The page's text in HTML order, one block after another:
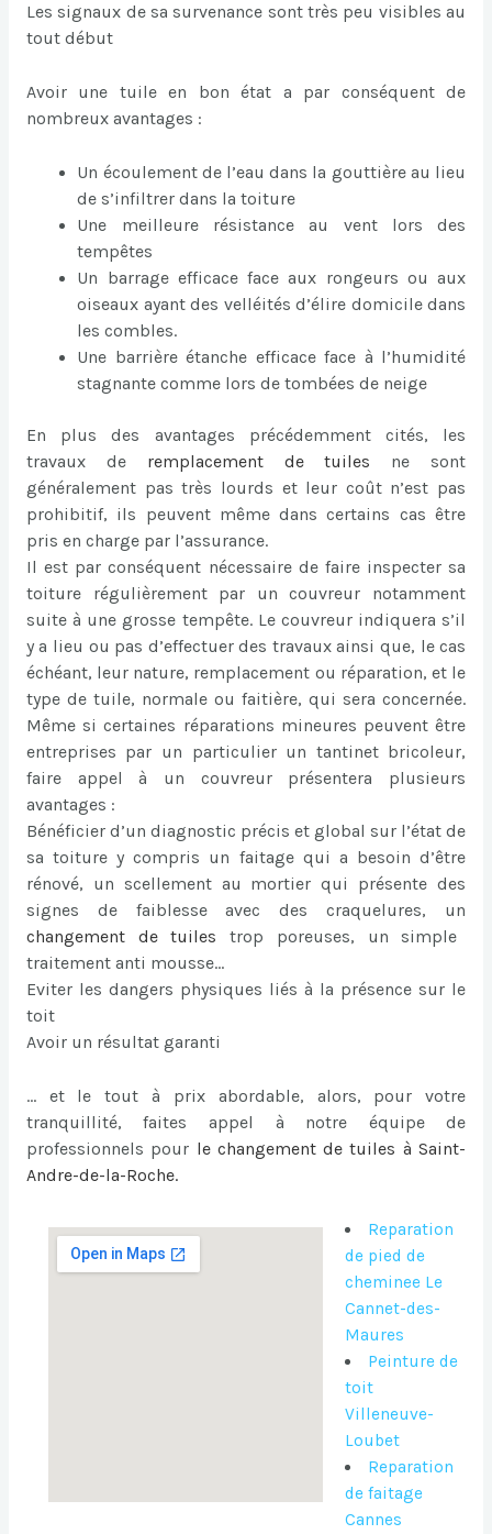
Les signaux de sa survenance sont très peu visibles au
tout début
Avoir une tuile en bon état a par conséquent de
nombreux avantages :
Un écoulement de l’eau dans la gouttière au lieu
de s’infiltrer dans la toiture
Une meilleure résistance au vent lors des
tempêtes
Un barrage efficace face aux rongeurs ou aux
oiseaux ayant des velléités d’élire domicile dans
les combles.
Une barrière étanche efficace face à l’humidité
stagnante comme lors de tombées de neige
En plus des avantages précédemment cités, les
travaux de
remplacement de tuiles
ne sont
généralement pas très lourds et leur coût n’est pas
prohibitif, ils peuvent même dans certains cas être
pris en charge par l’assurance.
Il est par conséquent nécessaire de faire inspecter sa
toiture régulièrement par un couvreur notamment
suite à une grosse tempête. Le couvreur indiquera s’il
y a lieu ou pas d’effectuer des travaux ainsi que, le cas
échéant, leur nature, remplacement ou réparation, et le
type de tuile, normale ou faitière, qui sera concernée.
Même si certaines réparations mineures peuvent être
entreprises par un particulier un tantinet bricoleur,
faire appel à un couvreur présentera plusieurs
avantages :
Bénéficier d’un diagnostic précis et global sur l’état de
sa toiture y compris un faitage qui a besoin d’être
rénové, un scellement au mortier qui présente des
signes de faiblesse avec des craquelures, un
changement de tuiles trop poreuses, un simple
traitement anti mousse…
Eviter les dangers physiques liés à la présence sur le
toit
Avoir un résultat garanti
… et le tout à prix abordable, alors, pour votre
tranquillité, faites appel à notre équipe de
professionnels pour le changement de tuiles à Saint-
Andre-de-la-Roche.
Reparation
de pied de
cheminee Le
Cannet-des-
Maures
Peinture de
toit
Villeneuve-
Loubet
Reparation
de faitage
Cannes